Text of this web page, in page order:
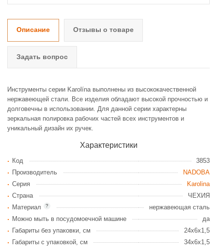
Описание Отзывы о товаре
Задать вопрос
Инструменты серии Karolína выполнены из высококачественной
нержавеющей стали. Все изделия обладают высокой прочностью и
долговечны в использовании. Для данной серии характерны
зеркальная полировка рабочих частей всех инструментов и
уникальный дизайн их ручек.
Характеристики
Код
3853
Производитель
NADOBA
Серия
Karolina
Страна
ЧЕХИЯ
?
Материал
нержавеющая сталь
Можно мыть в посудомоечной машине
да
Габариты без упаковки, см
24x6x1,5
Габариты c упаковкой, см
34x6x1,5